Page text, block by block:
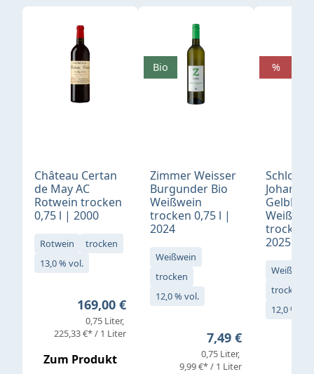
Produktgalerie überspringen
Château Certan
de May AC
Rotwein trocken
0,75 l | 2000
Rotwein
trocken
13,0 % vol.
Regulärer Preis:
169,00 €
0,75 Liter
225,33 €* / 1 Liter
Zum Produkt
Zimmer Weisser
Burgunder Bio
Weißwein
trocken 0,75 l |
2024
Weißwein
trocken
12,0 % vol.
Regulärer Preis:
7,49 €
0,75 Liter
9,99 €* / 1 Liter
Bio
Schloß
Gelblack
trocken
2025
Weißwein
trocken
12,0 % vol.
%